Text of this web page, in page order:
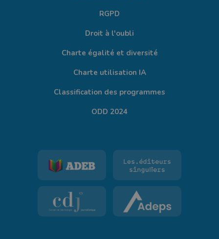
RGPD
Droit à l'oubli
Charte égalité et diversité
Charte utilisation IA
Classification des programmes
ODD 2024